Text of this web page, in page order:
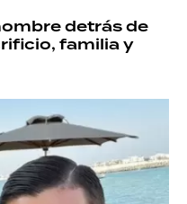
detrás de
familia y